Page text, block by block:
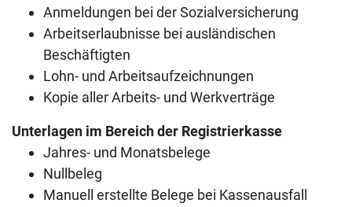
Anmeldungen bei der Sozialversicherung
Arbeitserlaubnisse bei ausländischen
Beschäftigten
Lohn- und Arbeitsaufzeichnungen
Kopie aller Arbeits- und Werkverträge
Unterlagen im Bereich der Registrierkasse
Jahres- und Monatsbelege
Nullbeleg
Manuell erstellte Belege bei Kassenausfall